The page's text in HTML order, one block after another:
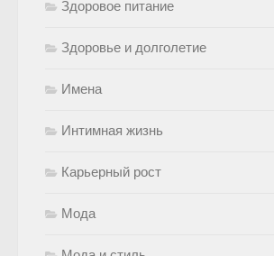
Здоровое питание
Здоровье и долголетие
Имена
Интимная жизнь
Карьерный рост
Мода